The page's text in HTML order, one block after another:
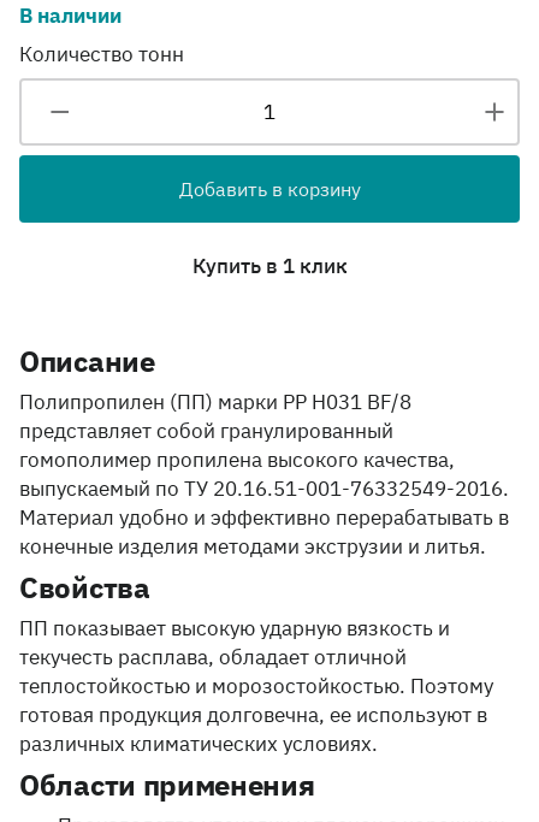
В наличии
Количество тонн
Добавить в корзину
Купить в 1 клик
Описание
Полипропилен (ПП) марки PP H031 BF/8
представляет собой гранулированный
гомополимер пропилена высокого качества,
выпускаемый по ТУ 20.16.51-001-76332549-2016.
Материал удобно и эффективно перерабатывать в
конечные изделия методами экструзии и литья.
Свойства
ПП показывает высокую ударную вязкость и
текучесть расплава, обладает отличной
теплостойкостью и морозостойкостью. Поэтому
готовая продукция долговечна, ее используют в
различных климатических условиях.
Области применения